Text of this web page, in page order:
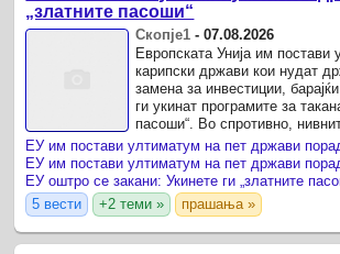
„златните пасоши“
Скопје1 -07.08.2026
Европската Унија им постави
карипски држави кои нудат
замена за инвестиции,
ги укинат програмите за
пасоши“. Во спротивно,
можеле да го изгубат
патување во ...
5 вести
+2 теми » прашања »